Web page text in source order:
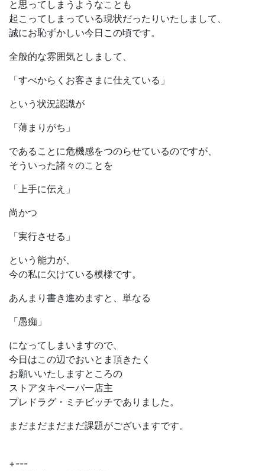
と思ってしまうようなことも
起こってしまっている現状だったりいたしまして、
誠にお恥ずかしい今日この頃です。
全般的な雰囲気としまして、
「すべからくお客さまに仕えている」
という状況認識が
「薄まりがち」
であることに危機感をつのらせているのですが、
そういった諸々のことを
「上手に伝え」
尚かつ
「実行させる」
という能力が、
今の私に欠けている模様です。
あんまり書き進めますと、単なる
「愚痴」
になってしまいますので、
今日はこの辺でおいとま頂きたく
お願いいたしますところの
ストアタキペーパー店主
プレドラグ・ミチビッチでありました。
まだまだまだまだ課題がございますです。
+---